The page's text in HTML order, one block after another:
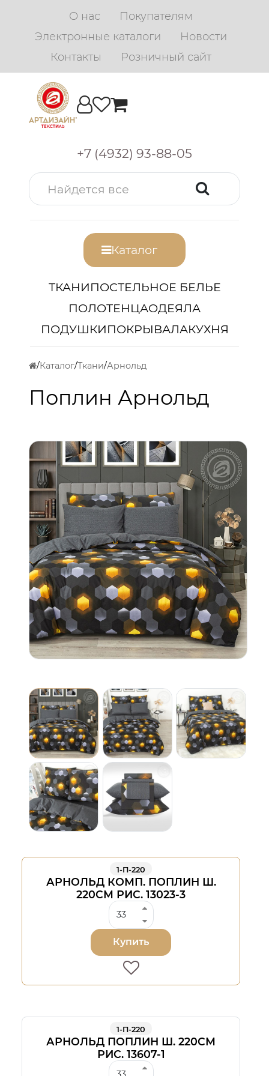
О нас
Покупателям
Электронные каталоги
Новости
Контакты
Розничный сайт
+7 (4932) 93-88-05
Каталог
ТКАНИПОСТЕЛЬНОЕ БЕЛЬЕ
ПОЛОТЕНЦАОДЕЯЛА
ПОДУШКИПОКРЫВАЛАКУХНЯ
Каталог Ткани Арнольд
Поплин Арнольд
1-П-220
АРНОЛЬД КОМП. ПОПЛИН Ш.
220СМ РИС. 13023-3
Купить
1-П-220
АРНОЛЬД ПОПЛИН Ш. 220СМ
РИС. 13607-1